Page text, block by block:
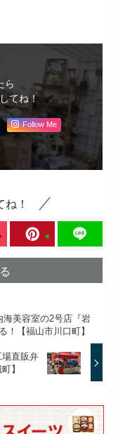
ら
てね！
Follow Me
！
美容室の2号店『岩
！【福山市川口町】
直販弁
】